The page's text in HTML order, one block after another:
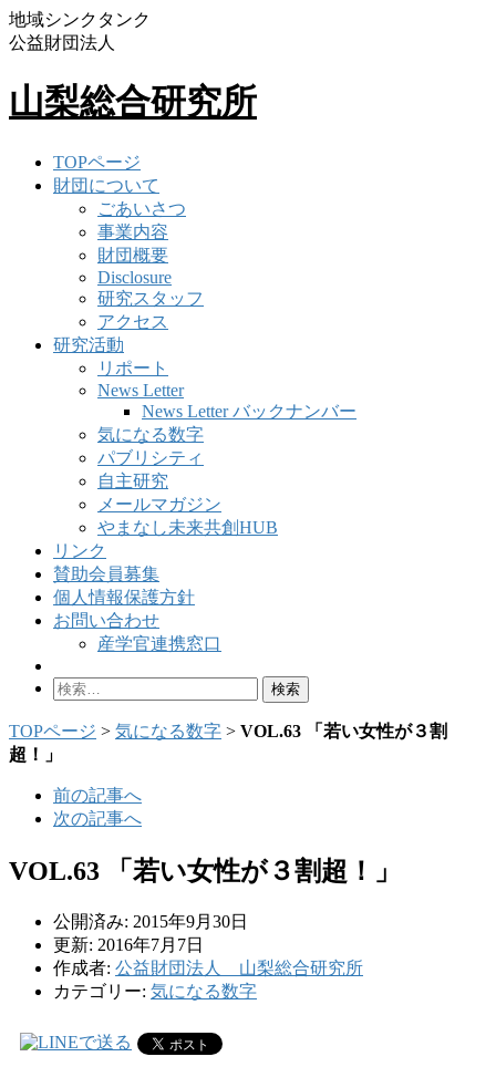
地域シンクタンク
公益財団法人
山梨総合研究所
TOPページ
財団について
ごあいさつ
事業内容
財団概要
Disclosure
研究スタッフ
アクセス
研究活動
リポート
News Letter
News Letter バックナンバー
気になる数字
パブリシティ
自主研究
メールマガジン
やまなし未来共創HUB
リンク
賛助会員募集
個人情報保護方針
お問い合わせ
産学官連携窓口
検
TOPページ > 気になる数字 > VOL.63 「若い女性が３割
超！」
前の記事へ
次の記事へ
VOL.63 「若い女性が３割超！」
公開済み: 2015年9月30日
更新: 2016年7月7日
作成者: 公益財団法人 山梨総合研究所
カテゴリー: 気になる数字